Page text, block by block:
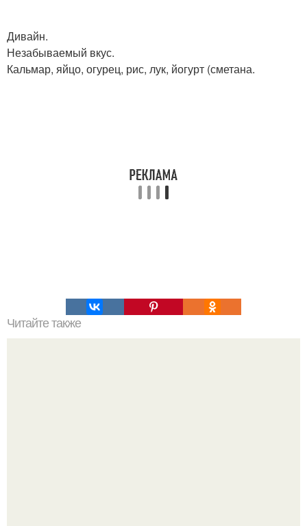
Дивайн.
Незабываемый вкус.
Кальмар, яйцо, огурец, рис, лук, йогурт (сметана.
Читайте также